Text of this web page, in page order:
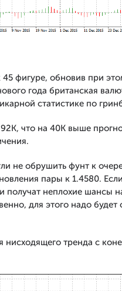
фигуре, обновив при
года британская
статистике по
что на 40К выше
не обрушить фунт к
пары к 1.4580.
получат неплохие шансы
для этого надо будет
тренда с